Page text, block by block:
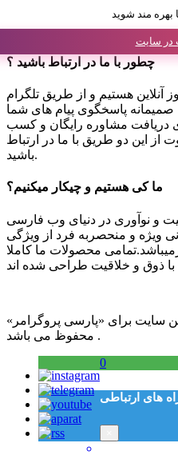
در سایت
چطور با ما در ارتباط باشید ؟
شبانه روز آنلاین هستیم و از طریق تلگرام
پاسخگوی پیام های شما
دریافت مشاوره رایگان و کسب
این دو طریق با ما در ارتباط
باشید.
ما کی هستیم و چیکار میکنیم؟
و نوآوری در دنیای وب فارسی
ویژه و منحصربه فرد از ویژگی
محصولات ما کاملا
سایت برای «پارسی پروگرامر»
محفوظ می باشد .
0
های ارتباطی